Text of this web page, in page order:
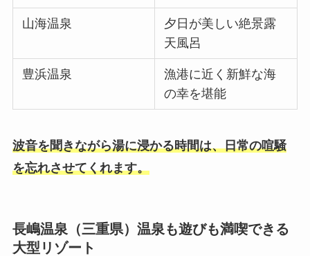
山海温泉
夕日が美しい絶景露
天風呂
豊浜温泉
漁港に近く新鮮な海
の幸を堪能
波音を聞きながら湯に浸かる時間は、日常の喧騒
を忘れさせてくれます。
長嶋温泉（三重県）温泉も遊びも満喫できる
大型リゾート